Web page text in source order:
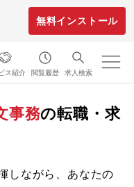
無料インストール
ス紹介 閲覧履歴 求人検索
事務の転職・求
しながら、あなたの